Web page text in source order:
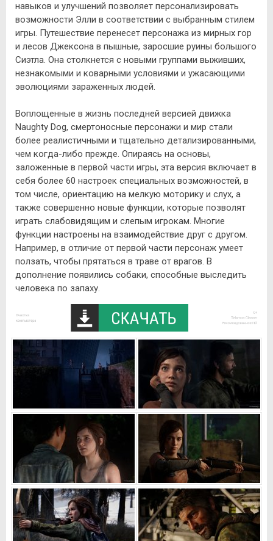
навыков и улучшений позволяет персонализировать
возможности Элли в соответствии с выбранным стилем
игры. Путешествие перенесет персонажа из мирных гор
и лесов Джексона в пышные, заросшие руины большого
Сиэтла. Она столкнется с новыми группами выживших,
незнакомыми и коварными условиями и ужасающими
эволюциями зараженных людей.
Воплощенные в жизнь последней версией движка
Naughty Dog, смертоносные персонажи и мир стали
более реалистичными и тщательно детализированными,
чем когда-либо прежде. Опираясь на основы,
заложенные в первой части игры, эта версия включает в
себя более 60 настроек специальных возможностей, в
том числе, ориентацию на мелкую моторику и слух, а
также совершенно новые функции, которые позволят
играть слабовидящим и слепым игрокам. Многие
функции настроены на взаимодействие друг с другом.
Например, в отличие от первой части персонаж умеет
ползать, чтобы прятаться в траве от врагов. В
дополнение появились собаки, способные выследить
человека по запаху.